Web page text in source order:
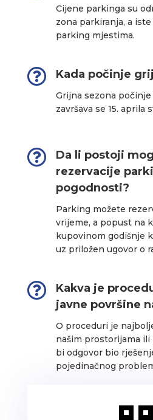
Cijene parkinga su
zona parkiranja, a
parking mjestima.
 Kada počinje
Grijna sezona počinje
završava se 15. aprila

Da li postoji
rezervacije
pogodnosti?
Parking možete
vrijeme, a popust na
kupovinom godišnje
uz priložen ugovor o

Kakva je
javne površine
O proceduri je
našim prostorijama
bi odgovor bio
pojedinačnog